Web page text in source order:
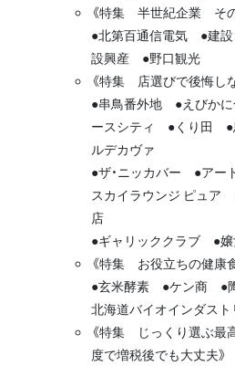
《特集 半世紀企業 そ
●北第百通信電気 ●建
設興産 ●野口観光
《特集 店選びで後悔し
●串鳥番外地 ●えびか
ースシティ ●くり田
ルデカヴァ
●ザ・ニッカバー ●ア
スカイラウンジ ピュ
店
●ギャリッククラブ ●
《特集 お役立ちの健康
●玄米酵素 ●ケン商 ●
北海道バイオインダス
《特集 じっくり選ぶ
度で増税後でも大丈夫》